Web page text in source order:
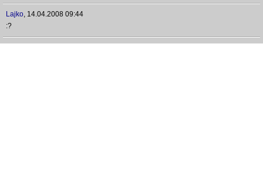
Lajko, 14.04.2008 09:44
:?